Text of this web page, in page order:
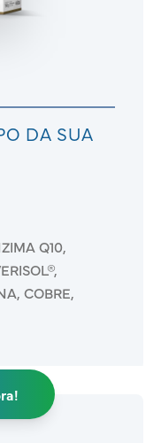
DA SUA
Q10,
COBRE,